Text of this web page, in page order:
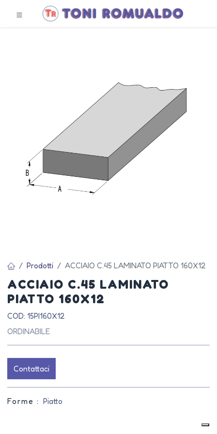
Prodotti ACCIAIO C.45 LAMINATO PIATTO 160X12
ACCIAIO C.45 LAMINATO
PIATTO 160X12
COD: 15PI160X12
ORDINABILE
Contattaci
Forme : Piatto